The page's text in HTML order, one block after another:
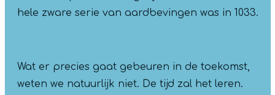
hele zware serie van aardbevingen was in 1033.
Wat er precies gaat gebeuren in de toekomst,
weten we natuurlijk niet. De tijd zal het leren.